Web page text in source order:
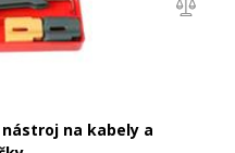
nástroj na kabely a